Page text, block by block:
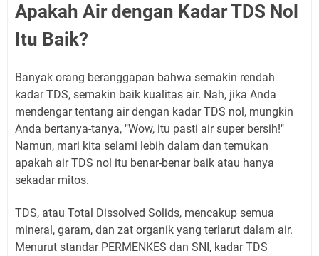
Apakah Air dengan Kadar TDS Nol
Itu Baik?
Banyak orang beranggapan bahwa semakin rendah
kadar TDS, semakin baik kualitas air. Nah, jika Anda
mendengar tentang air dengan kadar TDS nol, mungkin
Anda bertanya-tanya, "Wow, itu pasti air super bersih!"
Namun, mari kita selami lebih dalam dan temukan
apakah air TDS nol itu benar-benar baik atau hanya
sekadar mitos.
TDS, atau Total Dissolved Solids, mencakup semua
mineral, garam, dan zat organik yang terlarut dalam air.
Menurut standar PERMENKES dan SNI, kadar TDS